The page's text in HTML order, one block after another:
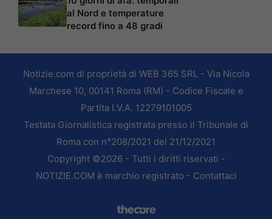
al Nord e temperature
record fino a 48 gradi
Notizie.com di proprietà di WEB 365 SRL - Via Nicola
Marchese 10, 00141 Roma (RM) - Codice Fiscale e
Partita I.V.A. 12279101005
Testata Giornalistica registrata presso il Tribunale di
Roma con n°208/2021 del 21/12/2021
Copyright ©2026 - Tutti i diritti riservati -
NOTIZIE.COM è marchio registrato - Contattaci